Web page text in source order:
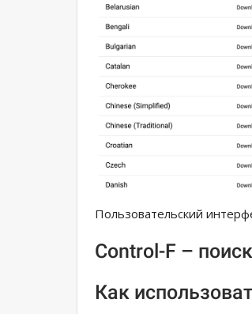
Пользовательский
Control-F –
Как